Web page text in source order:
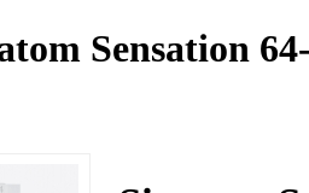
Sensation